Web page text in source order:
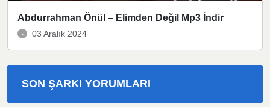
Abdurrahman Önül – Elimden Değil Mp3 İndir
03 Aralık 2024
SON ŞARKI YORUMLARI